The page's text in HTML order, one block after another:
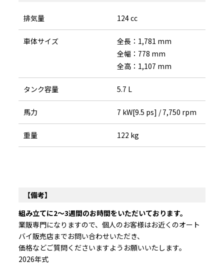
排気量 124 cc
車体サイズ
全長：1,781 mm
全幅：778 mm
全高：1,107 mm
タンク容量 5.7 L
馬力 7 kW[9.5 ps] / 7,750 rpm
重量 122 kg
【備考】
組み立てに2～3週間のお時間をいただいております。
業販専門になりますので、個人のお客様はお近くのオート
バイ販売店までお問い合わせいただき、
価格などご質問くださいますようお願いいたします。
2026年式